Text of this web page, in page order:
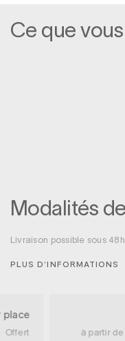
Ce que
Modalités
Livraison possible sous
PLUS D’INFORMATIONS
place
Offert
à partir